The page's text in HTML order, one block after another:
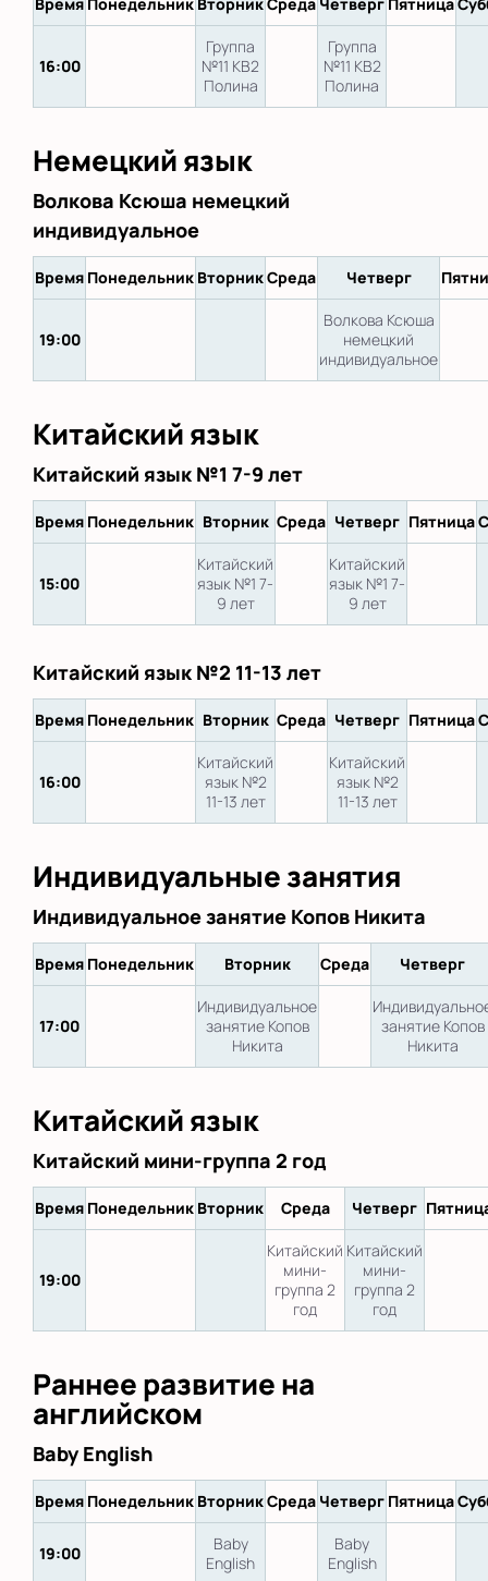
16:00
Группа
№11 KB2
Полина
Группа
№11 KB2
Полина
Немецкий язык
Волкова Ксюша немецкий
индивидуальное
Время Понедельник ВторникСреда Четверг
19:00
Волкова Ксюша
немецкий
индивидуальное
Китайский язык
Китайский язык №1 7-9 лет
Время Понедельник Вторник Среда Четверг Пятница
15:00
Китайский
язык №1 7-
9 лет
Китайский
язык №1 7-
9 лет
Китайский язык №2 11-13 лет
Время Понедельник Вторник Среда Четверг Пятница
16:00
Китайский
язык №2
11-13 лет
Китайский
язык №2
11-13 лет
Индивидуальные занятия
Индивидуальное занятие Копов Никита
Время Понедельник Вторник Среда Четверг
17:00
Индивидуальное
занятие Копов
Никита
занятие Копов
Никита
Китайский язык
Китайский мини-группа 2 год
Время Понедельник Вторник Среда Четверг
19:00
Китайский
мини-
группа 2
год
Китайский
мини-
группа 2
год
Раннее развитие на
английском
Baby English
Время Понедельник ВторникСреда Четверг Пятница
19:00
Baby
English
Baby
English